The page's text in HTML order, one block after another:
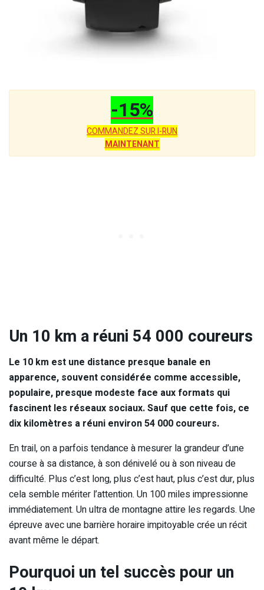
-15%
COMMANDEZ SUR I-RUN
MAINTENANT
Un 10 km a réuni 54 000 coureurs
Le 10 km est une distance presque banale en
apparence, souvent considérée comme accessible,
populaire, presque modeste face aux formats qui
fascinent les réseaux sociaux. Sauf que cette fois, ce
dix kilomètres a réuni environ 54 000 coureurs.
En trail, on a parfois tendance à mesurer la grandeur d’une
course à sa distance, à son dénivelé ou à son niveau de
difficulté. Plus c’est long, plus c’est haut, plus c’est dur, plus
cela semble mériter l’attention. Un 100 miles impressionne
immédiatement. Un ultra de montagne attire les regards. Une
épreuve avec une barrière horaire impitoyable crée un récit
avant même le départ.
Pourquoi un tel succès pour un